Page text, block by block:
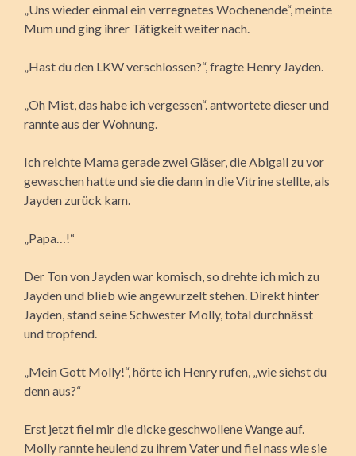
„Uns wieder einmal ein verregnetes Wochenende“, meinte
Mum und ging ihrer Tätigkeit weiter nach.
„Hast du den LKW verschlossen?“, fragte Henry Jayden.
„Oh Mist, das habe ich vergessen“. antwortete dieser und
rannte aus der Wohnung.
Ich reichte Mama gerade zwei Gläser, die Abigail zu vor
gewaschen hatte und sie die dann in die Vitrine stellte, als
Jayden zurück kam.
„Papa…!“
Der Ton von Jayden war komisch, so drehte ich mich zu
Jayden und blieb wie angewurzelt stehen. Direkt hinter
Jayden, stand seine Schwester Molly, total durchnässt
und tropfend.
„Mein Gott Molly!“, hörte ich Henry rufen, „wie siehst du
denn aus?“
Erst jetzt fiel mir die dicke geschwollene Wange auf.
Molly rannte heulend zu ihrem Vater und fiel nass wie sie